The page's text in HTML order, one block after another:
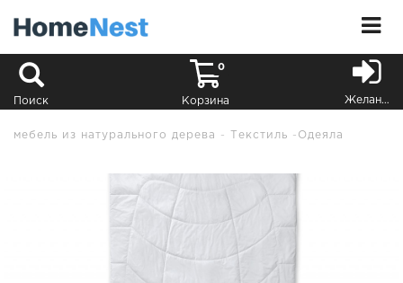
Поиск
0
Корзина Желания
мебель из натурального дерева Текстиль Одеяла